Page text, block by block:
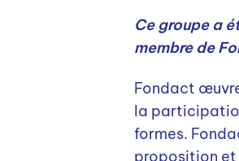
Ce groupe a
membre de
Fondact
la
formes.
proposition et